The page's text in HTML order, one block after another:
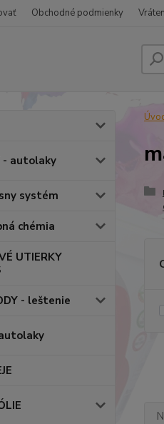
Obchodné podmienky
- autolaky
systém
chémia
UTIERKY
- leštenie